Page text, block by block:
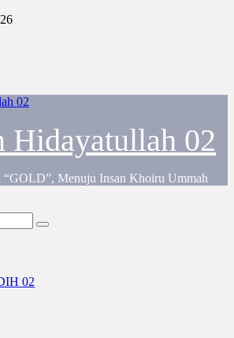
Hidayatullah 02
“GOLD”, Menuju Insan Khoiru Ummah
02